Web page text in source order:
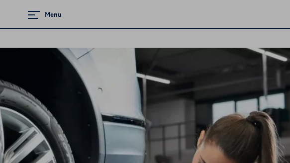
Menu
Strona główna
Serwis
Promocje i aktualności
Ubezpieczenie